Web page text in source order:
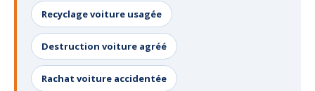
Recyclage voiture usagée
Destruction voiture agréé
Rachat voiture accidentée